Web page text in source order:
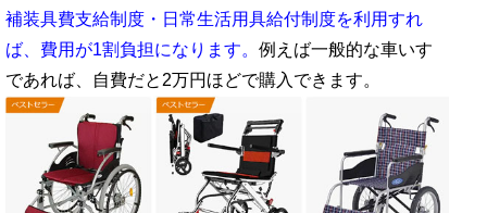
補装具費支給制度・日常生活用具給付制度を利用すれ
ば、費用が1割負担になります。 例えば一般的な車いす
であれば、自費だと2万円ほどで購入できます。